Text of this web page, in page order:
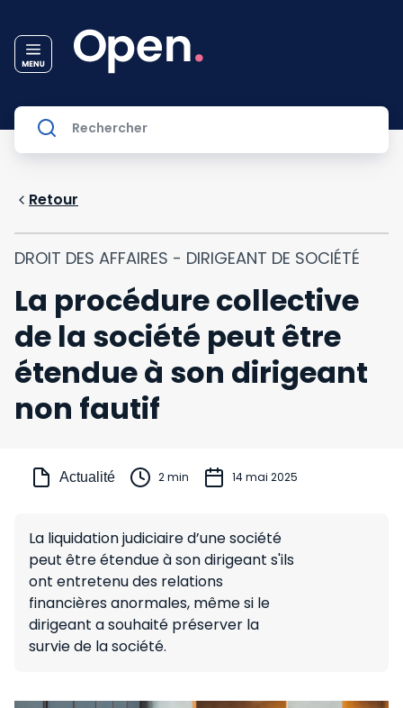
Retour
DROIT DES AFFAIRES - DIRIGEANT DE SOCIÉTÉ
La procédure collective
de la société peut être
étendue à son dirigeant
non fautif
Actualité 2 min 14 mai 2025
La liquidation judiciaire d’une société
peut être étendue à son dirigeant s'ils
ont entretenu des relations
financières anormales, même si le
dirigeant a souhaité préserver la
survie de la société.